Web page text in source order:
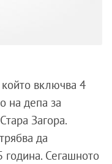
включва 4
на депа за
Загора.
да
Сегашното